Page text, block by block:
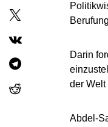
Darin
der Welt
Abdel-